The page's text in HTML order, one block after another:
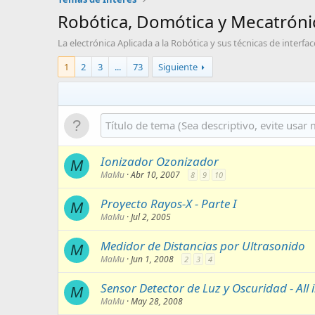
Robótica, Domótica y
La electrónica Aplicada a la Robótica y sus técnicas de
1
2 3 ... 73 Siguiente
M Ionizador Ozonizador
MaMu Abr 10, 2007 8 9 10
M Proyecto Rayos-X - Parte I
MaMu Jul 2, 2005
M Medidor de Distancias por Ultrasonido
MaMu Jun 1, 2008 2 3 4
M Sensor Detector de Luz y Oscuridad - All
MaMu May 28, 2008